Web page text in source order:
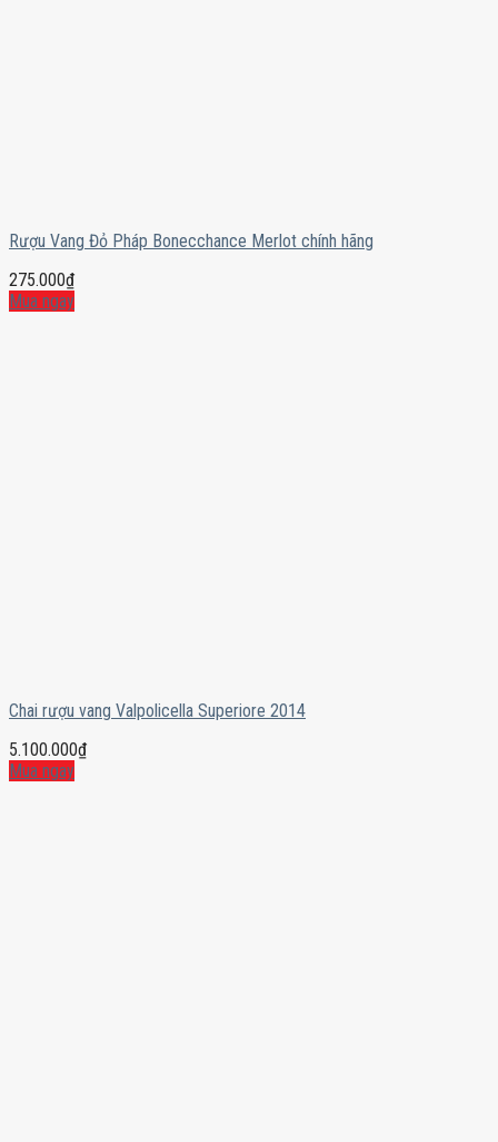
Rượu Vang Đỏ Pháp Bonecchance Merlot chính hãng
275.000₫
Mua ngay
Chai rượu vang Valpolicella Superiore 2014
5.100.000₫
Mua ngay